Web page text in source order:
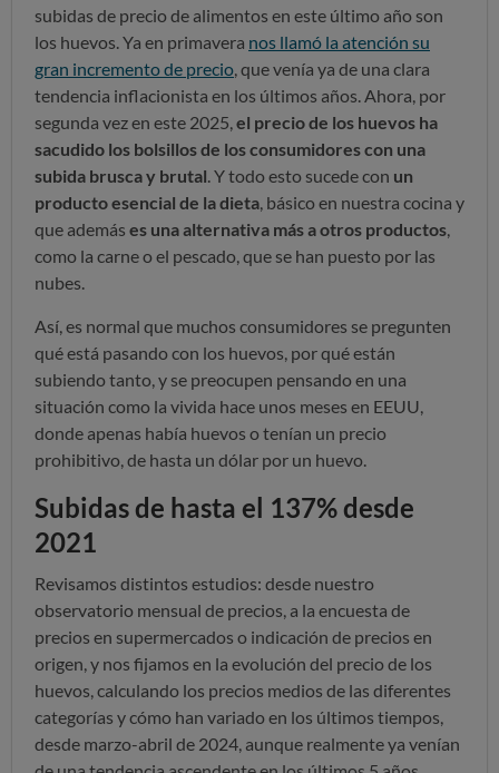
subidas de precio de alimentos en este último año son
los huevos. Ya en primavera nos llamó la atención su
gran incremento de precio , que venía ya de una clara
tendencia inflacionista en los últimos años. Ahora, por
segunda vez en este 2025, el precio de los huevos ha
sacudido los bolsillos de los consumidores con una
subida brusca y brutal . Y todo esto sucede con un
producto esencial de la dieta , básico en nuestra cocina y
que además es una alternativa más a otros productos
como la carne o el pescado, que se han puesto por las
nubes.
Así, es normal que muchos consumidores se pregunten
qué está pasando con los huevos, por qué están
subiendo tanto, y se preocupen pensando en una
situación como la vivida hace unos meses en EEUU,
donde apenas había huevos o tenían un precio
prohibitivo, de hasta un dólar por un huevo.
Subidas de hasta el 137% desde
2021
Revisamos distintos estudios: desde nuestro
observatorio mensual de precios, a la encuesta de
precios en supermercados o indicación de precios en
origen, y nos fijamos en la evolución del precio de los
huevos, calculando los precios medios de las diferentes
categorías y cómo han variado en los últimos tiempos,
desde marzo-abril de 2024, aunque realmente ya venían